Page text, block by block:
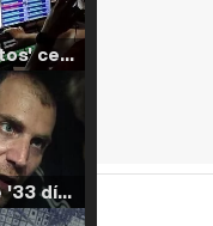
'120 Minutos' celebra sus 2.000 programas en Telemadrid con un vídeo del día a día en la redacción
Tráiler de '33 días', la nueva serie de Atresplayer con Julián Villagrán y José Manuel Poga